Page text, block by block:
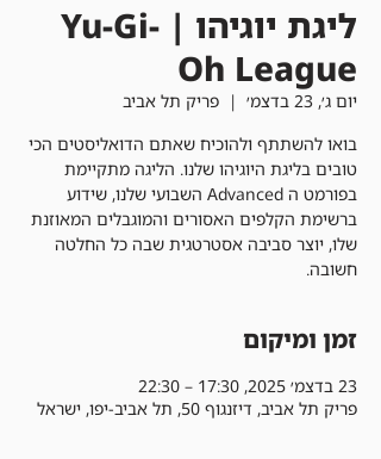
ליגת יוגיהו | Yu-Gi-
Oh League
יום ג׳, 23 בדצמ׳
  |
פריק תל אביב
בואו להשתתף ולהוכיח שאתם הדואליסטים הכי
טובים בליגת היוגיהו שלנו. הליגה מתקיימת
בפורמט ה Advanced השבועי שלנו, שידוע
ברשימת הקלפים האסורים והמוגבלים המאוזנת
שלו, יוצר סביבה אסטרטגית שבה כל החלטה
חשובה.
זמן ומיקום
23 בדצמ׳ 2025, 17:30 – 22:30
פריק תל אביב, דיזנגוף 50, תל אביב-יפו, ישראל